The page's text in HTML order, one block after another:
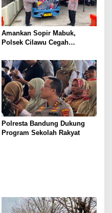
Amankan Sopir Mabuk,
Polsek Cilawu Cegah
Garut–Tasikmalaya
Polresta Bandung Dukung
Program Sekolah Rakyat